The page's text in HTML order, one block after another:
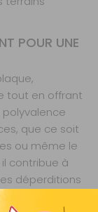
POUR UNE
tout en offrant
que ce soit
ou même le
contribue à
déperditions
en été. Un